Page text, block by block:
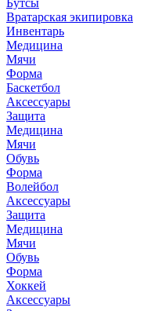
Бутсы
Вратарская экипировка
Инвентарь
Медицина
Мячи
Форма
Баскетбол
Аксессуары
Защита
Медицина
Мячи
Обувь
Форма
Волейбол
Аксессуары
Защита
Медицина
Мячи
Обувь
Форма
Хоккей
Аксессуары